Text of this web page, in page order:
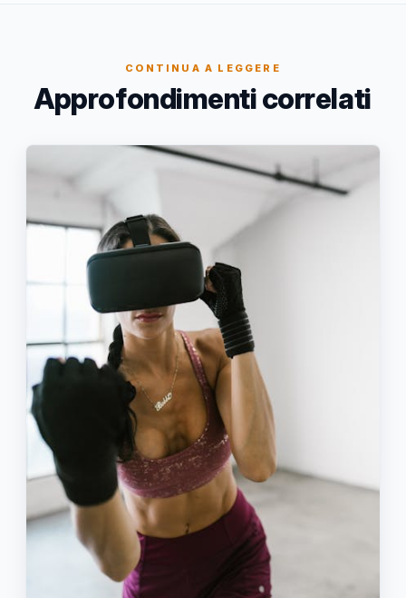
CONTINUA A LEGGERE
Approfondimenti correlati